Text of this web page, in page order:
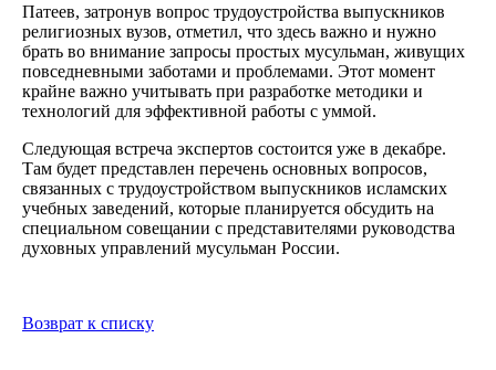
Патеев, затронув вопрос трудоустройства выпускников
религиозных вузов, отметил, что здесь важно и нужно
брать во внимание запросы простых мусульман, живущих
повседневными заботами и проблемами. Этот момент
крайне важно учитывать при разработке методики и
технологий для эффективной работы с уммой.
Следующая встреча экспертов состоится уже в декабре.
Там будет представлен перечень основных вопросов,
связанных с трудоустройством выпускников исламских
учебных заведений, которые планируется обсудить на
специальном совещании с представителями руководства
духовных управлений мусульман России.
Возврат к списку